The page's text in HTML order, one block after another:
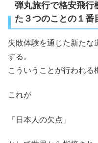
弾丸旅行で格安飛行
た３つのことの１番
失敗体験を通じた新たな
する。
こういうことが行われる
これが
「日本人の欠点」